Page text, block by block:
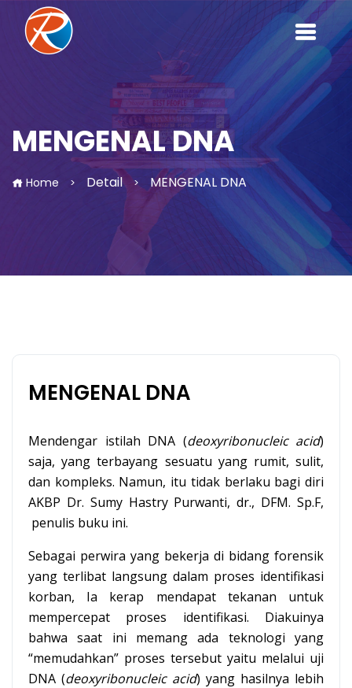
MENGENAL DNA
Home > Detail > MENGENAL DNA
MENGENAL DNA
Mendengar istilah DNA (deoxyribonucleic acid)
saja, yang terbayang sesuatu yang rumit, sulit,
dan kompleks. Namun, itu tidak berlaku bagi diri
AKBP Dr. Sumy Hastry Purwanti, dr., DFM. Sp.F,
penulis buku ini.
Sebagai perwira yang bekerja di bidang forensik
yang terlibat langsung dalam proses identifikasi
korban, Ia kerap mendapat tekanan untuk
mempercepat proses identifikasi. Diakuinya
bahwa saat ini memang ada teknologi yang
“memudahkan” proses tersebut yaitu melalui uji
DNA (deoxyribonucleic acid) yang hasilnya lebih